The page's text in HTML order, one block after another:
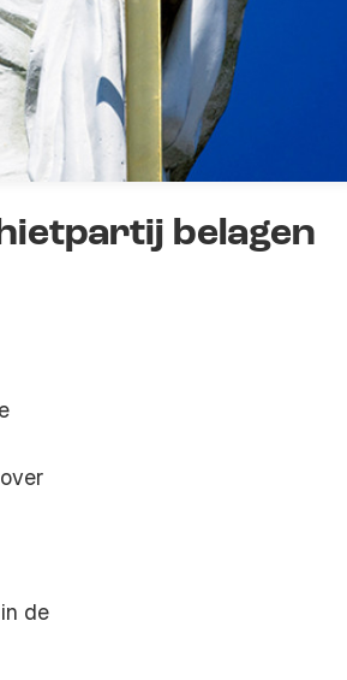
belagen
de